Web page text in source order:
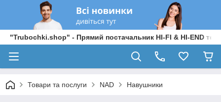
"Trubochki.shop" - Прямий постачальник HI-FI & HI-END
Товари та послуги NAD Навушники